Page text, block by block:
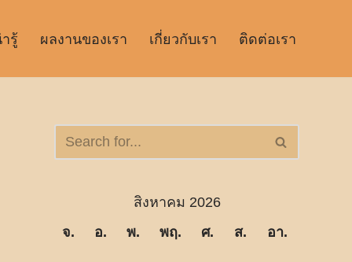
รู้ ผลงานของเรา เกี่ยวกับเรา ติดต่อเรา
สิงหาคม 2026
จ.
อ. พ. พฤ. ศ. ส. อา.